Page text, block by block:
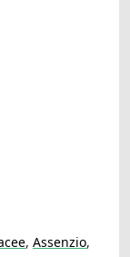
, Assenzio,